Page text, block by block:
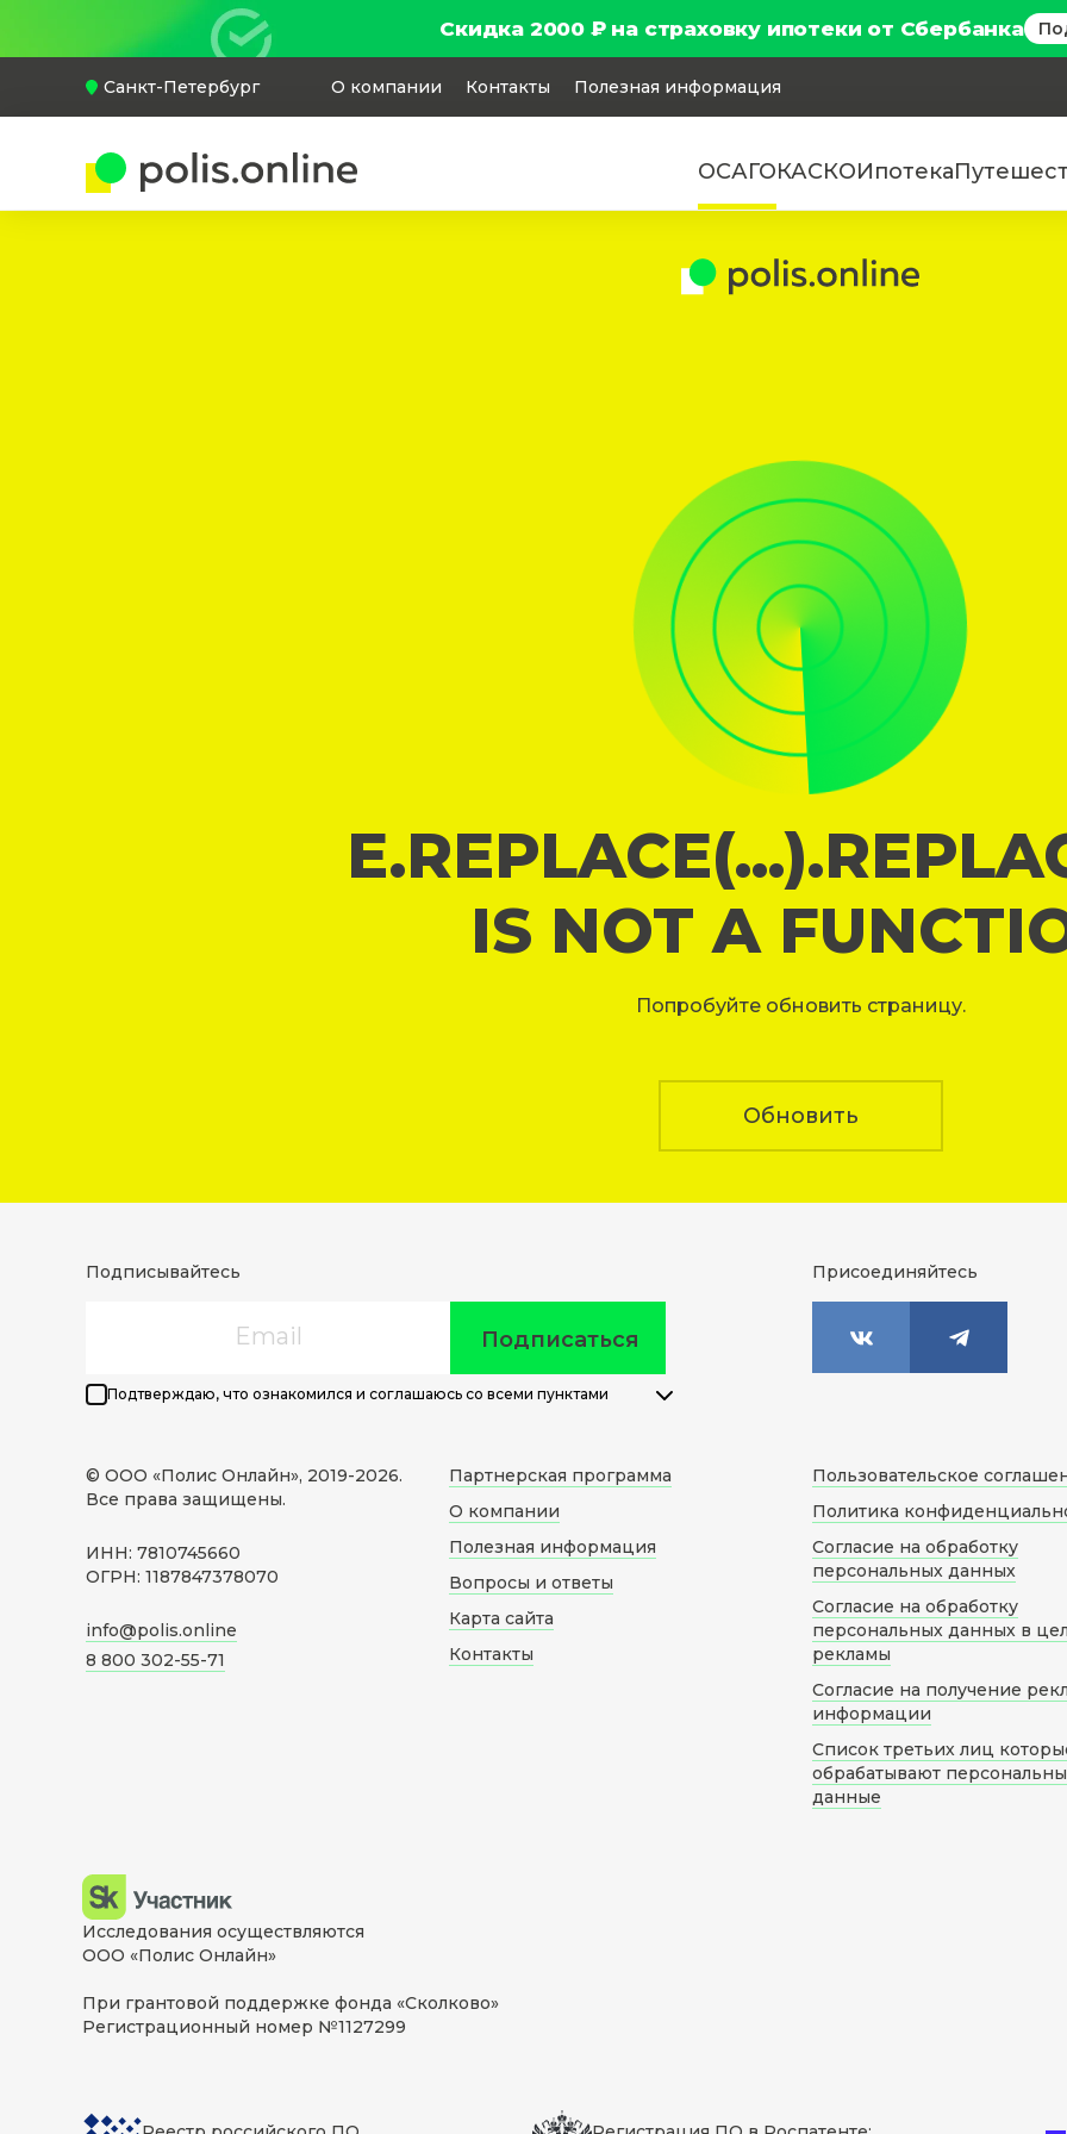
Скидка 2000 ₽ на страховку ипотеки от Сбербанка
Санкт-Петербург О компании Контакты Полезная информация
ОСАГОКАСКОИпотека
IS NOT A
Попробуйте обновить страницу.
Обновить
Подписывайтесь
Подписаться
Подтверждаю, что ознакомился и соглашаюсь со всеми пунктами
Присоединяйтесь
© ООО «Полис Онлайн», 2019-2026.
Все права защищены.
ИНН: 7810745660
ОГРН: 1187847378070
info@polis.online
8 800 302-55-71
Партнерская программа
О компании
Полезная информация
Вопросы и ответы
Карта сайта
Контакты
Пользовательское
Политика
Согласие на обработку
персональных данных
Согласие на обработку
персональных данных в
рекламы
Согласие на получение
информации
Список третьих лиц
обрабатывают
данные
Исследования осуществляются
ООО «Полис Онлайн»
При грантовой поддержке фонда «Сколково»
Регистрационный номер №1127299